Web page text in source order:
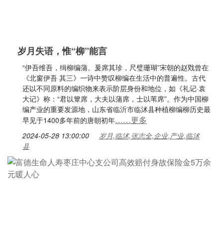
岁月失语，惟“柳”能言
“伊吾维吾，缉柳编蒲。爰席其珍，尺璧珊瑚”宋朝的赵戣曾在
《北窗伊吾 其三》一诗中赞叹柳编在生活中的普遍性。古代
还以不同原料的编织物来表示阶层身份和地位，如《礼记·袁
大记》称：“君以簟席，大夫以蒲席，士以苇席”。作为中国柳
编产业的重要发源地，山东省临沂市临沭县种植柳编柳历史最
早见于1400多年前的唐朝初年……更多
2024-05-28 13:00:00
岁月,临沭,张志全,企业,产业,临沭
县